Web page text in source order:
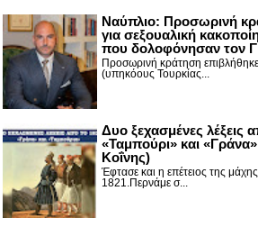
Ναύπλιο: Προσωρινή
για σεξουαλική
που δολοφόνησαν τον
Προσωρινή κράτηση
(υπηκόους Τουρκίας...
Δυο ξεχασμένες λέξεις
«Ταμπούρι» και
Κοΐνης)
Έφτασε και η επέτειος της
1821.Περνάμε σ...